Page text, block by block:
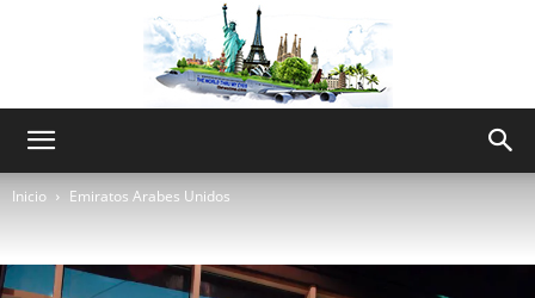
World
Inicio Emiratos Arabes Unidos